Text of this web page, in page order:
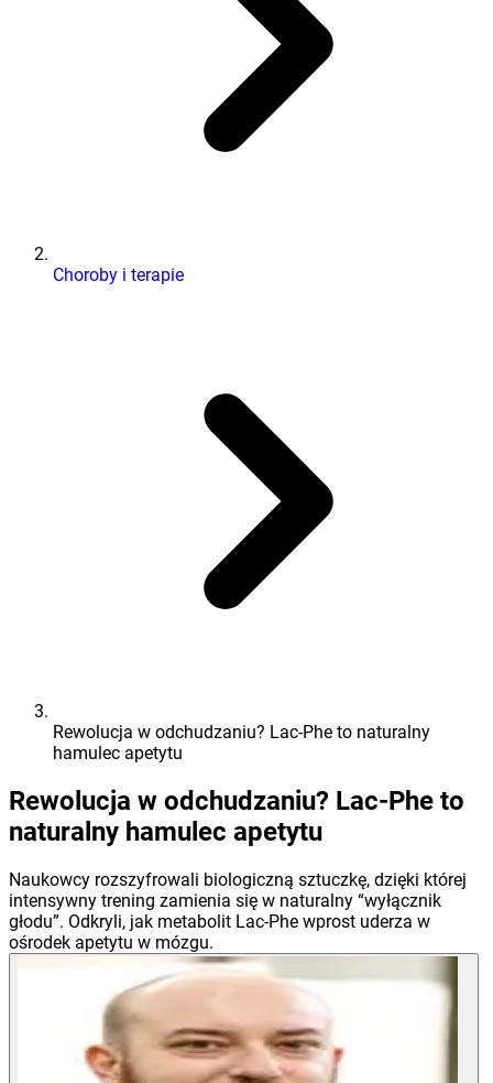
Choroby i terapie
Rewolucja w odchudzaniu? Lac-Phe to naturalny
hamulec apetytu
Rewolucja w odchudzaniu? Lac-Phe to
naturalny hamulec apetytu
Naukowcy rozszyfrowali biologiczną sztuczkę, dzięki której
intensywny trening zamienia się w naturalny “wyłącznik
głodu”. Odkryli, jak metabolit Lac-Phe wprost uderza w
ośrodek apetytu w mózgu.